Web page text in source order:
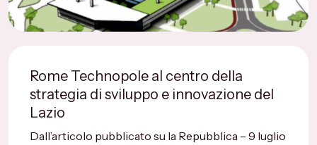
Rome Technopole al centro della
strategia di sviluppo e innovazione del
Lazio
Dall’articolo pubblicato su la Repubblica – 9 luglio